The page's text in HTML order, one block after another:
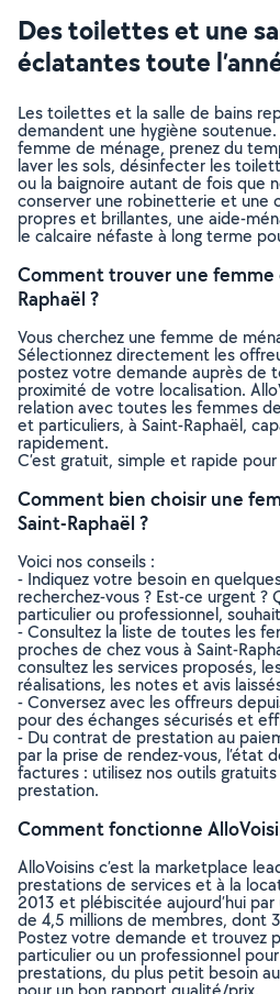
Des toilettes et une
éclatantes toute
Les toilettes et la salle de bains
demandent une hygiène
femme de ménage, prenez du
laver les sols, désinfecter les
ou la baignoire autant de fois que
conserver une robinetterie et
propres et brillantes, une aide-
le calcaire néfaste à long terme
Comment trouver une femme
Raphaël ?
Vous cherchez une femme de
Sélectionnez directement les
postez votre demande auprès de
proximité de votre localisation.
relation avec toutes les femmes
et particuliers, à Saint-Raphaël,
rapidement.
C’est gratuit, simple et rapide
Comment bien choisir une
Saint-Raphaël ?
Voici nos conseils :
- Indiquez votre besoin en
recherchez-vous ? Est-ce urgent
particulier ou professionnel,
- Consultez la liste de toutes les
proches de chez vous à Saint-
consultez les services proposés,
réalisations, les notes et avis
- Conversez avec les offreurs
pour des échanges sécurisés et
- Du contrat de prestation au
par la prise de rendez-vous, l’état
factures : utilisez nos outils
prestation.
Comment fonctionne
AlloVoisins c’est la marketplace
prestations de services et à la
2013 et plébiscitée aujourd’hui
de 4,5 millions de membres, dont
Postez votre demande et trouvez
particulier ou un professionnel
prestations, du plus petit besoin